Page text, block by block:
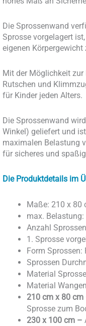
Die Sprossenwand
Sprosse vorgelagert
eigenen Körpergewicht
Mit der Möglichkeit zur
Rutschen und
für Kinder jeden Alters.
Die Sprossenwand
Winkel) geliefert und
maximalen Belastung
für sicheres und
Die Produktdetails im
Maße: 210 x 80
max. Belastung:
Anzahl
1. Sprosse
Form Sprossen:
Sprossen
Material
Material
210 cm x 80 cm
Sprosse zum
230 x 100 cm –